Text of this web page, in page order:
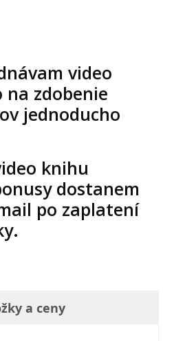
video
na zdobenie
jednoducho
knihu
dostanem
po zaplatení
a ceny